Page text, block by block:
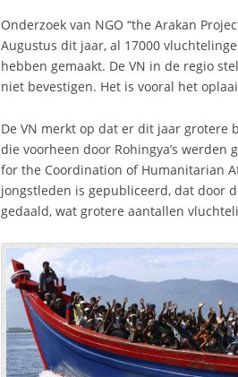
Onderzoek van NGO “the Arakan
Augustus dit jaar, al 17000
hebben gemaakt. De VN in de regio
niet bevestigen. Het is vooral het
De VN merkt op dat er dit jaar grotere
die voorheen door Rohingya’s
for the Coordination of Humanitarian
jongstleden is gepubliceerd, dat door
gedaald, wat grotere aantallen